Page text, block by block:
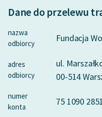
Dane do przelewu
nazwa
odbiorcy
Fundacja
adres
odbiorcy
ul.
00-514
numer
konta
75 1090